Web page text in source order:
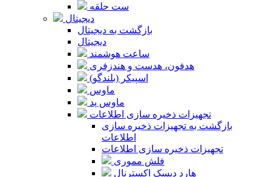
ست حلقه
دیجیتال
بازگشت به دیجیتال
دیجیتال
ساعت هوشمند
هدفون، هدست و هندزفری
اسپیکر (بلندگو)
ماوس
ماوس پد
تجهیزات ذخیره سازی اطلاعات
بازگشت به تجهیزات ذخیره سازی
اطلاعات
تجهیزات ذخیره سازی اطلاعات
فلش مموری
هارد دیسک اکسترنال